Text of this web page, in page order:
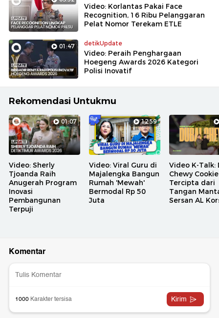
Video: Korlantas Pakai Face
Recognition, 16 Ribu Pelanggaran
Pelat Nomor Terekam ETLE
01:47 detikUpdate
Video: Peraih Penghargaan
Hoegeng Awards 2026 Kategori
Polisi Inovatif
Rekomendasi Untukmu
01:07
Video: Sherly
Tjoanda Raih
Anugerah Program
Inovasi
Pembangunan
Terpuji
12:59
Video: Viral Guru di
Majalengka Bangun
Rumah 'Mewah'
Bermodal Rp 50
Juta
Video K-Talk:
Chewy Cookie
Tercipta dari
Tangan
Sersan AL